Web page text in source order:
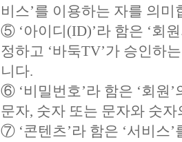
비스’를 이용하는 자를 의미
⑤ ‘아이디(ID)’라 함은 ‘회
정하고 ‘바둑TV’가 승인하
니다.
⑥ ‘비밀번호’라 함은 ‘회원
문자, 숫자 또는 문자와 숫
⑦ ‘콘텐츠’라 함은 ‘서비스